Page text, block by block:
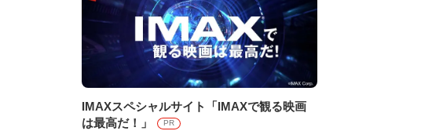
IMAXスペシャルサイト「IMAXで観る映画
は最高だ！」
PR